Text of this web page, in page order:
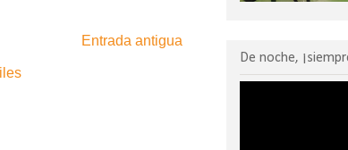
Entrada antigua
De noche,